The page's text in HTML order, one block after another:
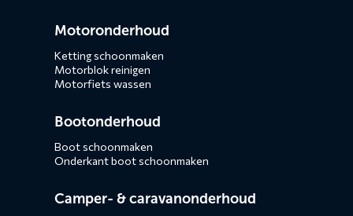
Motoronderhoud
Ketting schoonmaken
Motorblok reinigen
Motorfiets wassen
Bootonderhoud
Boot schoonmaken
Onderkant boot schoonmaken
Camper- & caravanonderhoud